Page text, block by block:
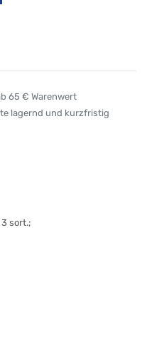
65 € Warenwert
lagernd und kurzfristig
sort.;